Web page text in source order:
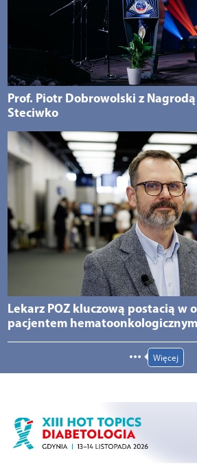
Prof. Piotr Dobrowolski z
Steciwko
Lekarz POZ kluczową postacią w
pacjentem
Więcej